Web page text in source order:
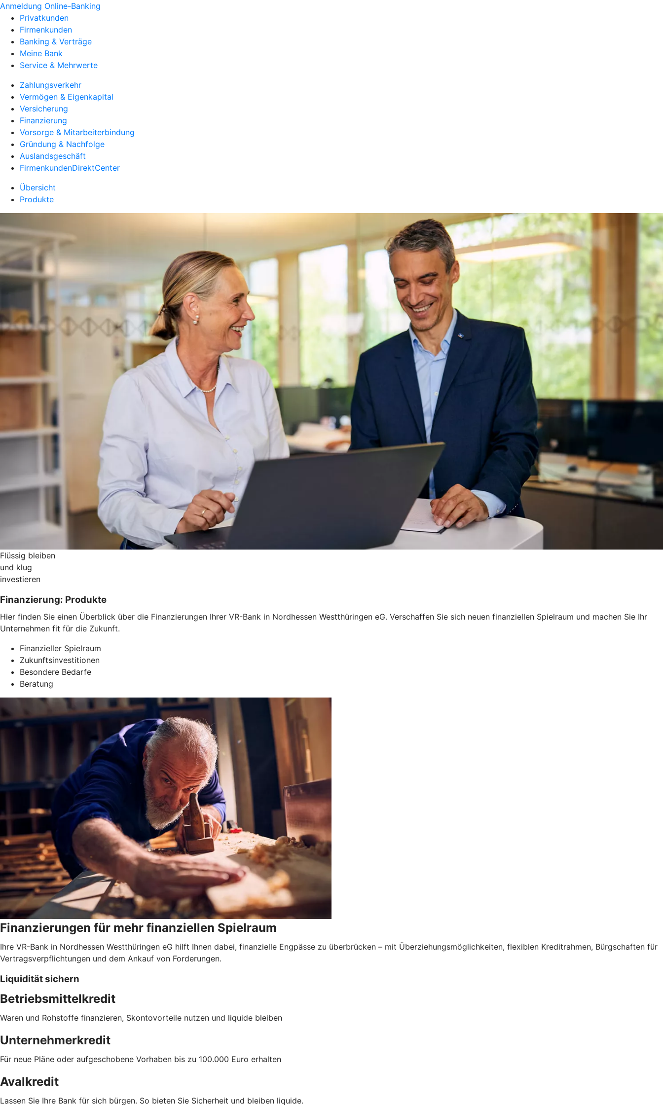
Anmeldung Online-Banking
Privatkunden
Firmenkunden
Banking & Verträge
Meine Bank
Service & Mehrwerte
Zahlungsverkehr
Vermögen & Eigenkapital
Versicherung
Finanzierung
Vorsorge & Mitarbeiterbindung
Gründung & Nachfolge
Auslandsgeschäft
FirmenkundenDirektCenter
Übersicht
Produkte
Flüssig bleiben
und klug
investieren
Finanzierung: Produkte
Hier finden Sie einen Überblick über die Finanzierungen Ihrer VR-Bank in Nordhessen Westthüringen eG. Verschaffen Sie sich neuen finanziellen Spielraum und machen Sie Ihr
Unternehmen fit für die Zukunft.
Finanzieller Spielraum
Zukunftsinvestitionen
Besondere Bedarfe
Beratung
Finanzierungen für mehr finanziellen Spielraum
Ihre VR-Bank in Nordhessen Westthüringen eG hilft Ihnen dabei, finanzielle Engpässe zu überbrücken – mit Überziehungsmöglichkeiten, flexiblen Kreditrahmen, Bürgschaften für
Vertragsverpflichtungen und dem Ankauf von Forderungen.
Liquidität sichern
Betriebsmittelkredit
Waren und Rohstoffe finanzieren, Skontovorteile nutzen und liquide bleiben
Unternehmerkredit
Für neue Pläne oder aufgeschobene Vorhaben bis zu 100.000 Euro erhalten
Avalkredit
Lassen Sie Ihre Bank für sich bürgen. So bieten Sie Sicherheit und bleiben liquide.